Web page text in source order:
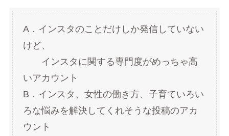
A．インスタのことだけしか発信していない
けど、
インスタに関する専門度がめっちゃ高
いアカウント
B．インスタ、女性の働き方、子育ていろい
ろな悩みを解決してくれそうな投稿のアカ
ウント